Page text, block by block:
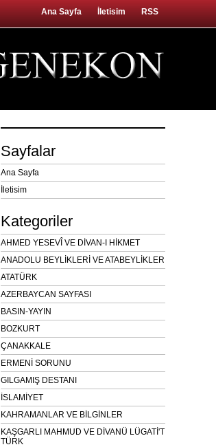
Ana Sayfa İletisim RSS
Sayfalar
Ana Sayfa
İletisim
Kategoriler
AHMED YESEVÎ VE DİVAN-I HİKMET
ANADOLU BEYLİKLERİ VE ATABEYLİKLER
ATATÜRK
AZERBAYCAN SAYFASI
BASIN-YAYIN
BOZKURT
ÇANAKKALE
ERMENİ SORUNU
GILGAMIŞ DESTANI
İSLAMİYET
KAHRAMANLAR VE BİLGİNLER
KAŞGARLI MAHMUD VE DİVANÜ LÜGATİ'T
TÜRK